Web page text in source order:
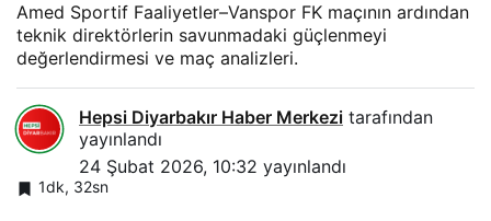
Amed Sportif Faaliyetler–Vanspor FK maçının ardından
teknik direktörlerin savunmadaki güçlenmeyi
değerlendirmesi ve maç analizleri.
Hepsi Diyarbakır Haber Merkezi tarafından
yayınlandı
24 Şubat 2026, 10:32 yayınlandı
1dk, 32sn
Taşındı